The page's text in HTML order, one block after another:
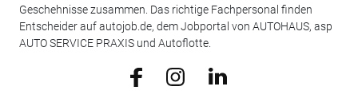
Geschehnisse zusammen. Das richtige Fachpersonal finden
Entscheider auf autojob.de, dem Jobportal von AUTOHAUS, asp
AUTO SERVICE PRAXIS und Autoflotte.